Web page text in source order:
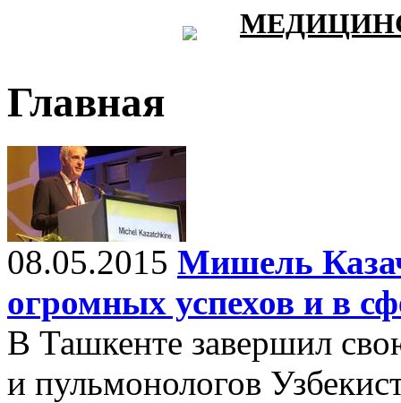
Главная
08.05.2015 Мишель
огромных успехов и в
В Ташкенте завершил
и пульмонологов